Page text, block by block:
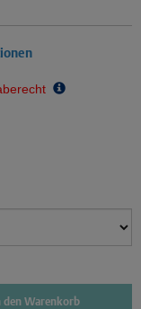
den Warenkorb